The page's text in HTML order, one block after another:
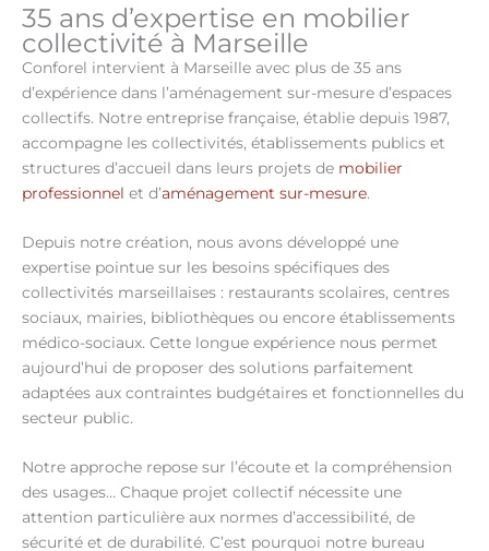
35 ans d’expertise en mobilier
collectivité à Marseille
Conforel intervient à Marseille avec plus de 35 ans
d’expérience dans l’aménagement sur-mesure d’espaces
collectifs. Notre entreprise française, établie depuis 1987,
accompagne les collectivités, établissements publics et
structures d’accueil dans leurs projets de mobilier
professionnel et d’aménagement sur-mesure.
Depuis notre création, nous avons développé une
expertise pointue sur les besoins spécifiques des
collectivités marseillaises : restaurants scolaires, centres
sociaux, mairies, bibliothèques ou encore établissements
médico-sociaux. Cette longue expérience nous permet
aujourd’hui de proposer des solutions parfaitement
adaptées aux contraintes budgétaires et fonctionnelles du
secteur public.
Notre approche repose sur l’écoute et la compréhension
des usages… Chaque projet collectif nécessite une
attention particulière aux normes d’accessibilité, de
sécurité et de durabilité. C’est pourquoi notre bureau